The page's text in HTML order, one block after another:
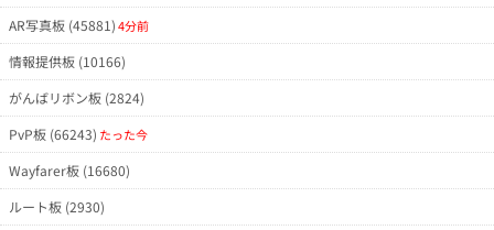
AR写真板 (45881)4分前
情報提供板 (10166)
がんばリボン板 (2824)
PvP板 (66243) たった今
Wayfarer板 (16680)
ルート板 (2930)